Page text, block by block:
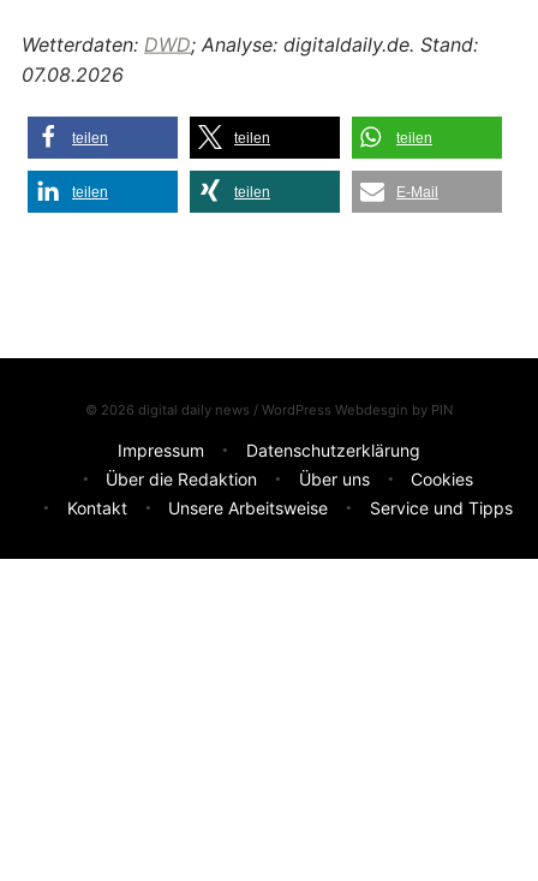
Wetterdaten: DWD; Analyse: digitaldaily.de. Stand:
07.08.2026
teilen teilen teilen
teilen teilen E-Mail
© 2026 digital daily news / WordPress Webdesgin by PIN
Impressum
Datenschutzerklärung
Über die Redaktion
Über uns
Cookies
Kontakt
Unsere Arbeitsweise Service und Tipps